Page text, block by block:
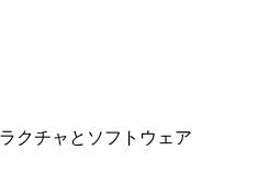
クチャとソフトウェア